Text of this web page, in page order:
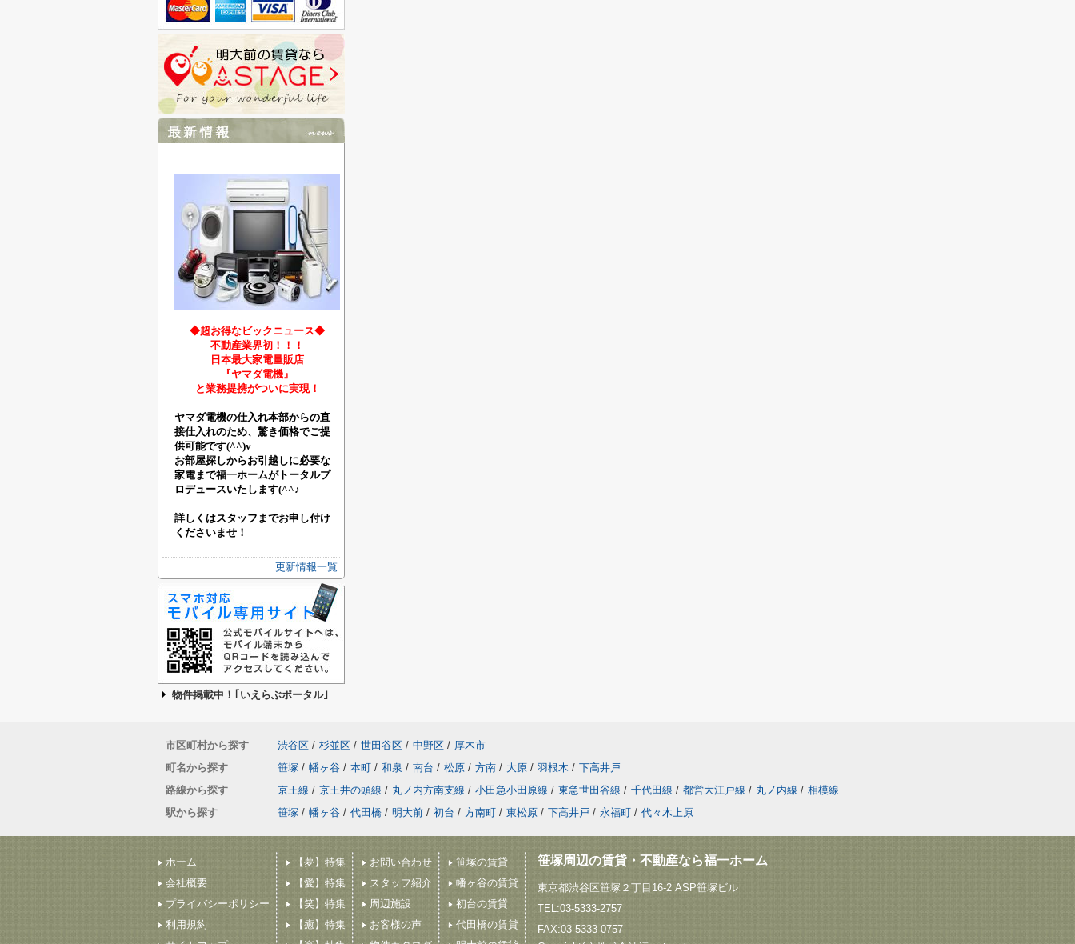
◆超お得なビックニュース◆
不動産業界初！！！
日本最大家電量販店
『ヤマダ電機』
と業務提携がついに実現！
ヤマダ電機の仕入れ本部からの直
接仕入れのため、驚き価格でご提
供可能です(^^)v
お部屋探しからお引越しに必要な
家電まで福一ホームがトータルプ
ロデュースいたします(^^♪
詳しくはスタッフまでお申し付け
くださいませ！
更新情報一覧
物件掲載中！｢いえらぶポータル｣
市区町村から探す 渋谷区 / 杉並区 / 世田谷区 / 中野区 / 厚木市
町名から探す
笹塚 / 幡ヶ谷 / 本町 / 和泉 / 南台 / 松原 / 方南 / 大原 / 羽根木 / 下高井戸
路線から探す
京王線 / 京王井の頭線 / 丸ノ内方南支線 / 小田急小田原線 / 東急世田谷線 / 千代田線 / 都営大江戸線 / 丸ノ内線 / 相模線
駅から探す
笹塚 / 幡ヶ谷 / 代田橋 / 明大前 / 初台 / 方南町 / 東松原 / 下高井戸 / 永福町 / 代々木上原
ホーム
会社概要
プライバシーポリシー
利用規約
【夢】特集
【愛】特集
【笑】特集
【癒】特集
お問い合わせ
スタッフ紹介
周辺施設
お客様の声
笹塚の賃貸
幡ヶ谷の賃貸
初台の賃貸
代田橋の賃貸
笹塚周辺の賃貸・不動産なら福一ホーム
東京都渋谷区笹塚２丁目16-2 ASP笹塚ビル
TEL:03-5333-2757
FAX:03-5333-0757